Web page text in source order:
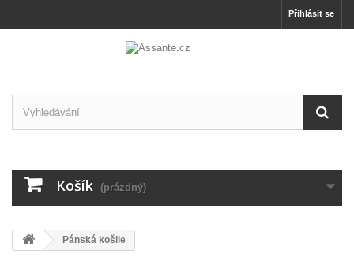
Přihlásit se
Košík (prázdný)
Pánská košile